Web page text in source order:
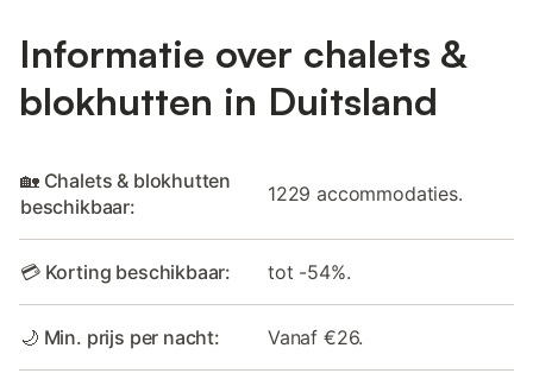
Informatie over chalets &
blokhutten in Duitsland
🏡 Chalets & blokhutten
beschikbaar:
1229 accommodaties.
💳 Korting beschikbaar: tot -54%.
🌙 Min. prijs per nacht: Vanaf €26.